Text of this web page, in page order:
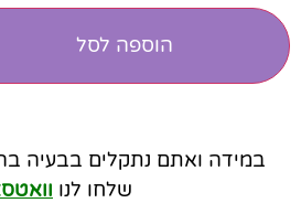
הוספה לסל
במידה ואתם נתקלים בבעיה
שלחו לנו